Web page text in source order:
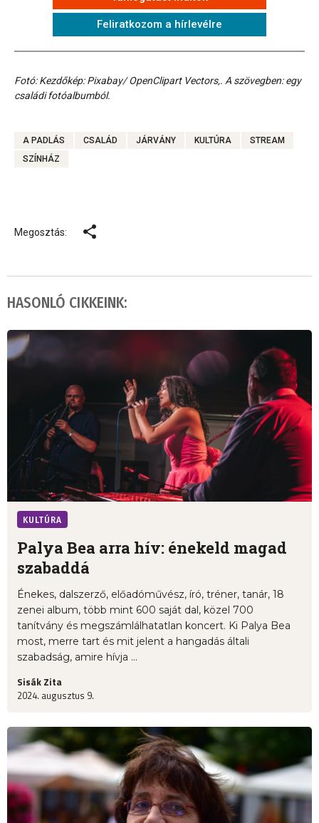
Feliratkozom a hírlevélre
Fotó: Kezdőkép: Pixabay/ OpenClipart Vectors,. A szövegben: egy
családi fotóalbumból.
A PADLÁS CSALÁD JÁRVÁNY KULTÚRA
STREAM
SZÍNHÁZ
Megosztás:
HASONLÓ CIKKEINK:
KULTÚRA
Palya Bea arra hív: énekeld magad
szabaddá
Énekes, dalszerző, előadóművész, író, tréner, tanár, 18
zenei album, több mint 600 saját dal, közel 700
tanítvány és megszámlálhatatlan koncert. Ki Palya Bea
most, merre tart és mit jelent a hangadás általi
szabadság, amire hívja ...
Sisák Zita
2024. augusztus 9.